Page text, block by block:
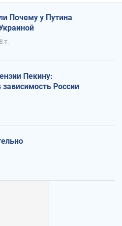
Почему у Путина
т.
Пекину:
России